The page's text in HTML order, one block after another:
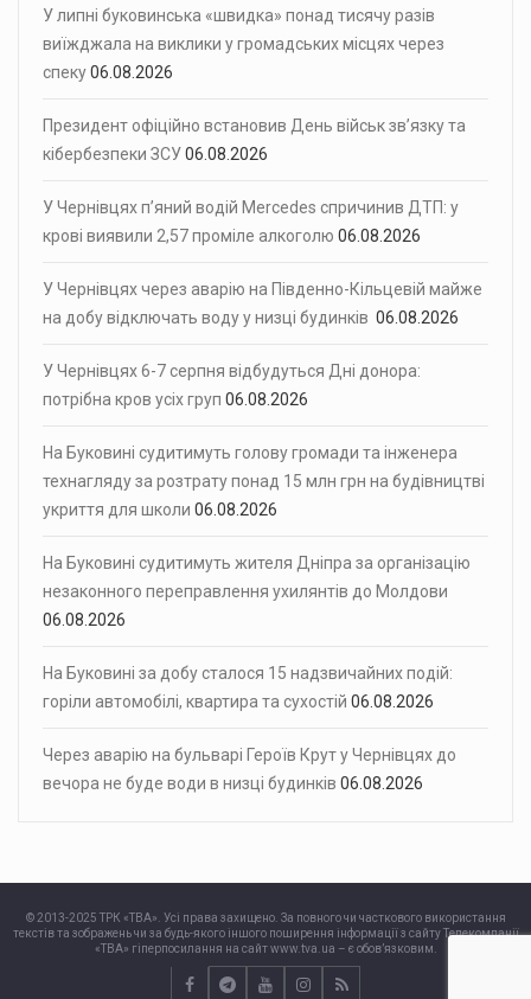
У липні буковинська «швидка» понад тисячу разів
виїжджала на виклики у громадських місцях через
спеку06.08.2026
Президент офіційно встановив День військ зв’язку та
кібербезпеки ЗСУ06.08.2026
У Чернівцях п’яний водій Mercedes спричинив ДТП: у
крові виявили 2,57 проміле алкоголю 06.08.2026
У Чернівцях через аварію на Південно-Кільцевій майже
на добу відключать воду у низці будинків 06.08.2026
У Чернівцях 6-7 серпня відбудуться Дні донора:
потрібна кров усіх груп 06.08.2026
На Буковині судитимуть голову громади та інженера
технагляду за розтрату понад 15 млн грн на будівництві
укриття для школи 06.08.2026
На Буковині судитимуть жителя Дніпра за організацію
незаконного переправлення ухилянтів до Молдови
06.08.2026
На Буковині за добу сталося 15 надзвичайних подій:
горіли автомобілі, квартира та сухостій 06.08.2026
Через аварію на бульварі Героїв Крут у Чернівцях до
вечора не буде води в низці будинків 06.08.2026
© 2013-2025 ТРК «ТВА». Усі права захищено. За повного чи часткового використання
текстів та зображень чи за будь-якого іншого поширення інформації з сайту Телекомпанії
«ТВА» гіперпосилання на сайт www.tva.ua – є обов’язковим.